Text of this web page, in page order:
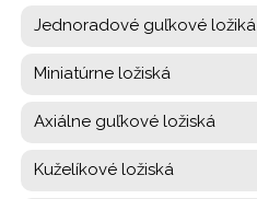
Jednoradové guľkové ložiká
Miniatúrne ložiská
Axiálne guľkové ložiská
Kuželíkové ložiská